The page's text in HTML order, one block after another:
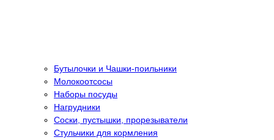
Бутылочки и Чашки-поильники
Молокоотсосы
Наборы посуды
Нагрудники
Соски, пустышки, прорезыватели
Стульчики для кормления